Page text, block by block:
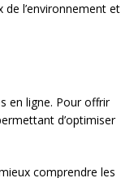
l’environnement et
en ligne. Pour offrir
d’optimiser
comprendre les